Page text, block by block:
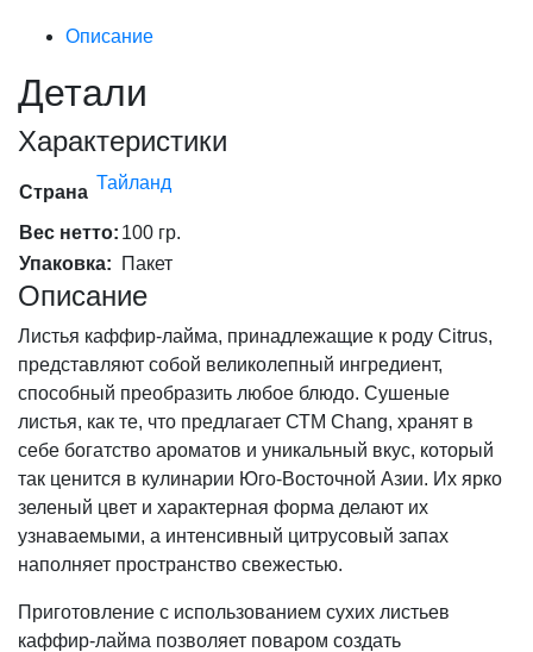
Описание
Детали
Характеристики
Страна Тайланд
Вес нетто: 100 гр.
Упаковка:
Пакет
Описание
Листья каффир-лайма, принадлежащие к роду Citrus,
представляют собой великолепный ингредиент,
способный преобразить любое блюдо. Сушеные
листья, как те, что предлагает СТМ Chang, хранят в
себе богатство ароматов и уникальный вкус, который
так ценится в кулинарии Юго-Восточной Азии. Их ярко
зеленый цвет и характерная форма делают их
узнаваемыми, а интенсивный цитрусовый запах
наполняет пространство свежестью.
Приготовление с использованием сухих листьев
каффир-лайма позволяет поваром создать